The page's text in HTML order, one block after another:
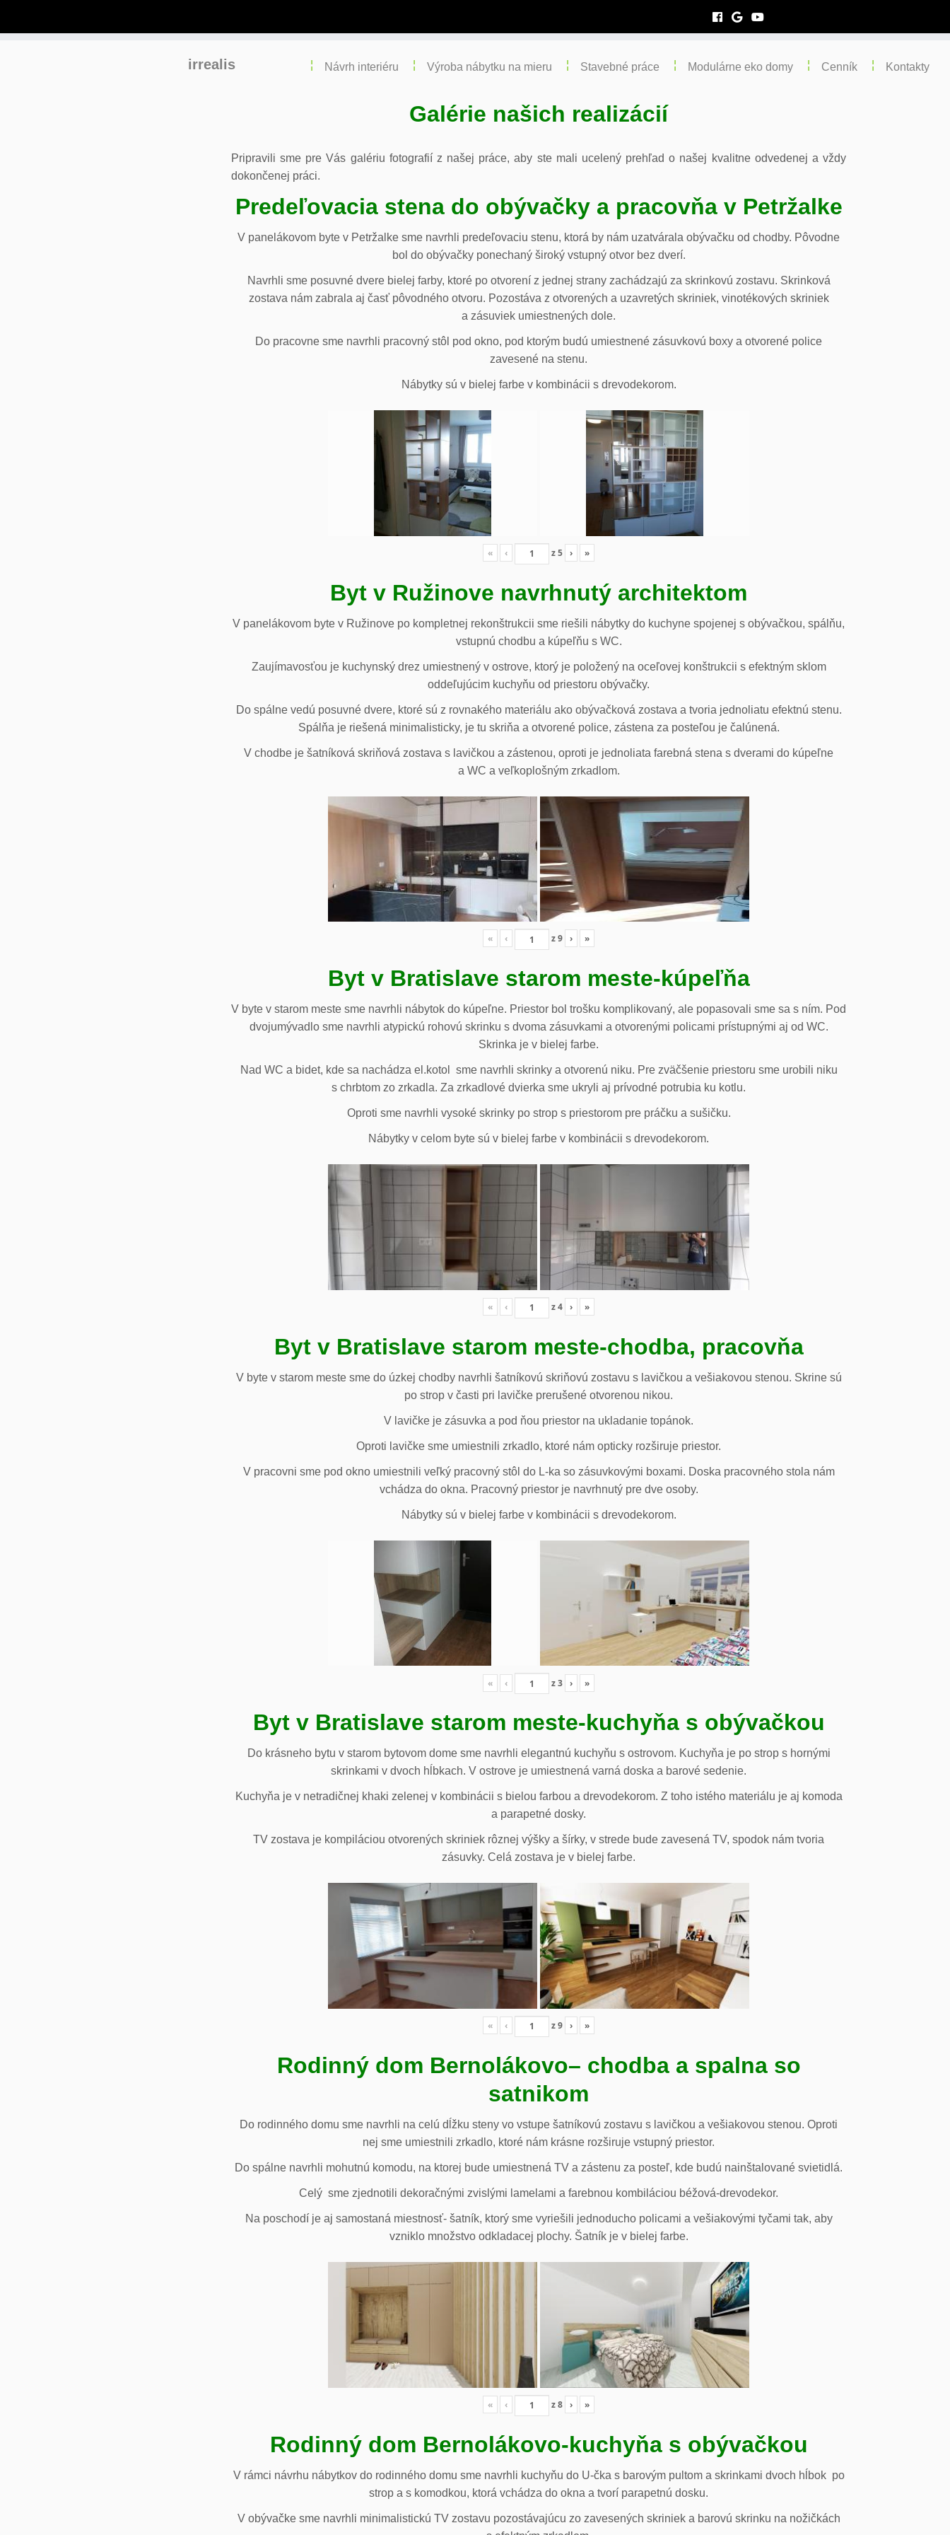
irrealis Návrh interiéru Výroba nábytku na mieru Stavebné práce Modulárne eko domy Cenník Kontakty
Galérie našich realizácií
Pripravili sme pre Vás galériu fotografií z našej práce, aby ste mali ucelený prehľad o našej kvalitne odvedenej a vždy
dokončenej práci.
Predeľovacia stena do obývačky a pracovňa v Petržalke
V panelákovom byte v Petržalke sme navrhli predeľovaciu stenu, ktorá by nám uzatvárala obývačku od chodby. Pôvodne
bol do obývačky ponechaný široký vstupný otvor bez dverí.
Navrhli sme posuvné dvere bielej farby, ktoré po otvorení z jednej strany zachádzajú za skrinkovú zostavu. Skrinková
zostava nám zabrala aj časť pôvodného otvoru. Pozostáva z otvorených a uzavretých skriniek, vinotékových skriniek
a zásuviek umiestnených dole.
Do pracovne sme navrhli pracovný stôl pod okno, pod ktorým budú umiestnené zásuvkovú boxy a otvorené police
zavesené na stenu.
Nábytky sú v bielej farbe v kombinácii s drevodekorom.
« ‹ z5 › »
Byt v Ružinove navrhnutý architektom
V panelákovom byte v Ružinove po kompletnej rekonštrukcii sme riešili nábytky do kuchyne spojenej s obývačkou, spálňu,
vstupnú chodbu a kúpeľňu s WC.
Zaujímavosťou je kuchynský drez umiestnený v ostrove, ktorý je položený na oceľovej konštrukcii s efektným sklom
oddeľujúcim kuchyňu od priestoru obývačky.
Do spálne vedú posuvné dvere, ktoré sú z rovnakého materiálu ako obývačková zostava a tvoria jednoliatu efektnú stenu.
Spálňa je riešená minimalisticky, je tu skriňa a otvorené police, zástena za posteľou je čalúnená.
V chodbe je šatníková skriňová zostava s lavičkou a zástenou, oproti je jednoliata farebná stena s dverami do kúpeľne
a WC a veľkoplošným zrkadlom.
« ‹ z9 › »
Byt v Bratislave starom meste-kúpeľňa
V byte v starom meste sme navrhli nábytok do kúpeľne. Priestor bol trošku komplikovaný, ale popasovali sme sa s ním. Pod
dvojumývadlo sme navrhli atypickú rohovú skrinku s dvoma zásuvkami a otvorenými policami prístupnými aj od WC.
Skrinka je v bielej farbe.
Nad WC a bidet, kde sa nachádza el.kotol sme navrhli skrinky a otvorenú niku. Pre zväčšenie priestoru sme urobili niku
s chrbtom zo zrkadla. Za zrkadlové dvierka sme ukryli aj prívodné potrubia ku kotlu.
Oproti sme navrhli vysoké skrinky po strop s priestorom pre práčku a sušičku.
Nábytky v celom byte sú v bielej farbe v kombinácii s drevodekorom.
« ‹ z4 › »
Byt v Bratislave starom meste-chodba, pracovňa
V byte v starom meste sme do úzkej chodby navrhli šatníkovú skriňovú zostavu s lavičkou a vešiakovou stenou. Skrine sú
po strop v časti pri lavičke prerušené otvorenou nikou.
V lavičke je zásuvka a pod ňou priestor na ukladanie topánok.
Oproti lavičke sme umiestnili zrkadlo, ktoré nám opticky rozširuje priestor.
V pracovni sme pod okno umiestnili veľký pracovný stôl do L-ka so zásuvkovými boxami. Doska pracovného stola nám
vchádza do okna. Pracovný priestor je navrhnutý pre dve osoby.
Nábytky sú v bielej farbe v kombinácii s drevodekorom.
« ‹ z3 › »
Byt v Bratislave starom meste-kuchyňa s obývačkou
Do krásneho bytu v starom bytovom dome sme navrhli elegantnú kuchyňu s ostrovom. Kuchyňa je po strop s hornými
skrinkami v dvoch hĺbkach. V ostrove je umiestnená varná doska a barové sedenie.
Kuchyňa je v netradičnej khaki zelenej v kombinácii s bielou farbou a drevodekorom. Z toho istého materiálu je aj komoda
a parapetné dosky.
TV zostava je kompiláciou otvorených skriniek rôznej výšky a šírky, v strede bude zavesená TV, spodok nám tvoria
zásuvky. Celá zostava je v bielej farbe.
« ‹ z9 › »
Rodinný dom Bernolákovo– chodba a spalna so
satnikom
Do rodinného domu sme navrhli na celú dĺžku steny vo vstupe šatníkovú zostavu s lavičkou a vešiakovou stenou. Oproti
nej sme umiestnili zrkadlo, ktoré nám krásne rozširuje vstupný priestor.
Do spálne navrhli mohutnú komodu, na ktorej bude umiestnená TV a zástenu za posteľ, kde budú nainštalované svietidlá.
Celý sme zjednotili dekoračnými zvislými lamelami a farebnou kombiláciou béžová-drevodekor.
Na poschodí je aj samostaná miestnosť- šatník, ktorý sme vyriešili jednoducho policami a vešiakovými tyčami tak, aby
vzniklo množstvo odkladacej plochy. Šatník je v bielej farbe.
« ‹ z8 › »
Rodinný dom Bernolákovo-kuchyňa s obývačkou
V rámci návrhu nábytkov do rodinného domu sme navrhli kuchyňu do U-čka s barovým pultom a skrinkami dvoch hĺbok po
strop a s komodkou, ktorá vchádza do okna a tvorí parapetnú dosku.
V obývačke sme navrhli minimalistickú TV zostavu pozostávajúcu zo zavesených skriniek a barovú skrinku na nožičkách